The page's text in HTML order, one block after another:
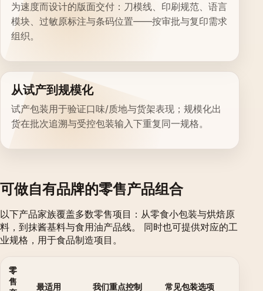
为速度而设计的版面交付：刀模线、印刷规范、语言
模块、过敏原标注与条码位置——按审批与复印需求
组织。
从试产到规模化
试产包装用于验证口味/质地与货架表现；规模化出
货在批次追溯与受控包装输入下重复同一规格。
可做自有品牌的零售产品组合
以下产品家族覆盖多数零售项目：从零食小包装与烘焙原
料，到抹酱基料与食用油产品线。 同时也可提供对应的工
业规格，用于食品制造项目。
零
售
最适用 我们重点控制 常见包装选项